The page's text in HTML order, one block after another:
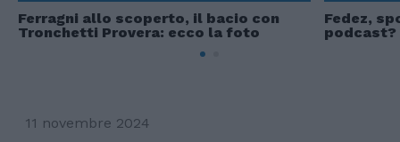
Ferragni allo scoperto, il bacio con
Tronchetti Provera: ecco la foto
Fedez,
podcast?
11 novembre 2024